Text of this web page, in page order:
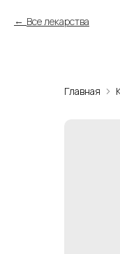
Все лекарства
Главная